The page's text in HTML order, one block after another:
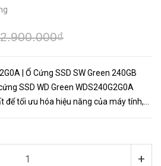
2.900.000₫
| Ổ Cứng SSD SW Green 240GB
SSD WD Green WDS240G2G0A
để tối ưu hóa hiệu năng của máy tính,
+